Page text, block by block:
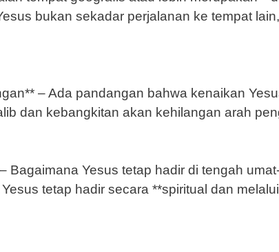
bukan sekadar perjalanan ke tempat
– Ada pandangan bahwa kenaikan
dan kebangkitan akan kehilangan arah
Bagaimana Yesus tetap hadir di tengah
tetap hadir secara **spiritual dan